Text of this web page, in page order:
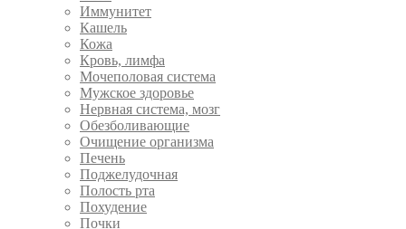
Иммунитет
Кашель
Кожа
Кровь, лимфа
Мочеполовая система
Мужское здоровье
Нервная система, мозг
Обезболивающие
Очищение организма
Печень
Поджелудочная
Полость рта
Похудение
Почки